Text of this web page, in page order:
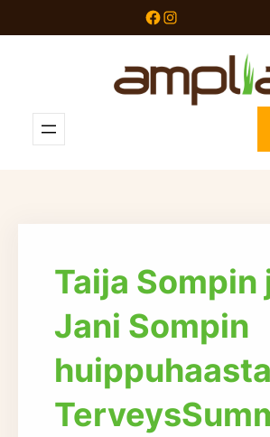
sisältöön
Facebook
Instagram
Taija Sompin
Jani Sompin